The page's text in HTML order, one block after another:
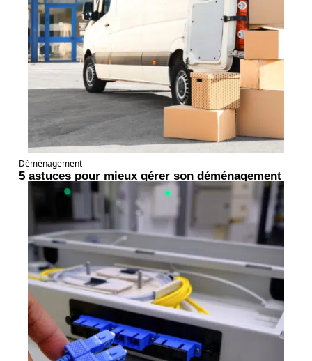
Déménagement
5 astuces pour mieux gérer son déménagement